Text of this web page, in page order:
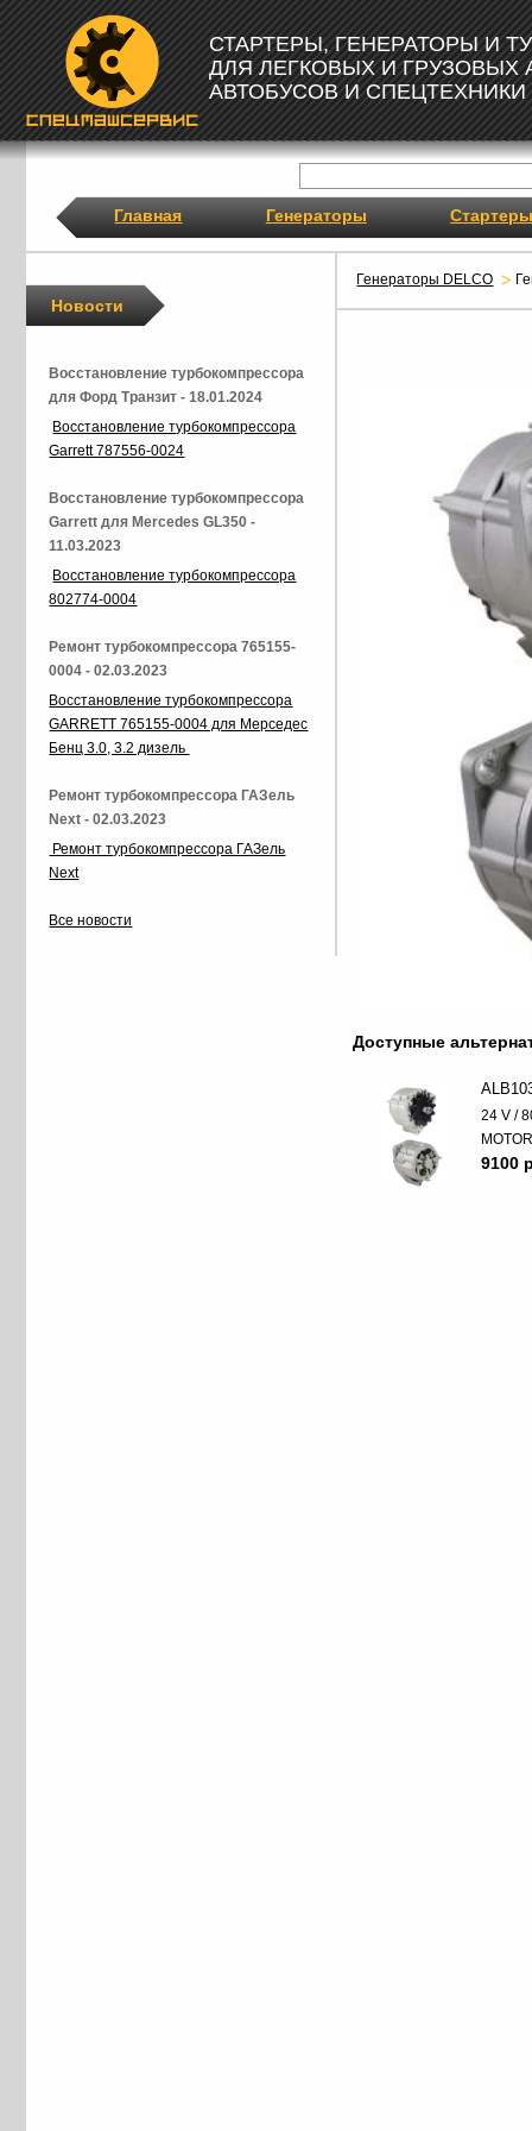
СТАРТЕРЫ, ГЕНЕРАТОРЫ И
ДЛЯ ЛЕГКОВЫХ И ГРУЗОВЫХ
АВТОБУСОВ И СПЕЦТЕХНИКИ
Главная Генераторы Стартеры
Генераторы DELCO
Доступные
24 V /
9100
Новости
Восстановление турбокомпрессора
для Форд Транзит - 18.01.2024
Восстановление турбокомпрессора
Garrett 787556-0024
Восстановление турбокомпрессора
Garrett для Mercedes GL350 -
11.03.2023
Восстановление турбокомпрессора
802774-0004
Ремонт турбокомпрессора 765155-
0004 - 02.03.2023
Восстановление турбокомпрессора
GARRETT 765155-0004 для Мерседес
Бенц 3.0, 3.2 дизель
Ремонт турбокомпрессора ГАЗель
Next - 02.03.2023
Ремонт турбокомпрессора ГАЗель
Next
Все новости